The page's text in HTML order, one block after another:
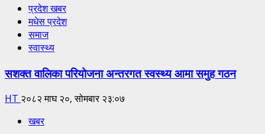
प्रदेश खबर
मधेस प्रदेश
समाज
स्वास्थ्य
सशक्त वालिका परियोजना अन्तरगत स्वस्थ्य आमा समुह गठन
HT २०८२ माघ २०, सोमबार २३:०७
खबर